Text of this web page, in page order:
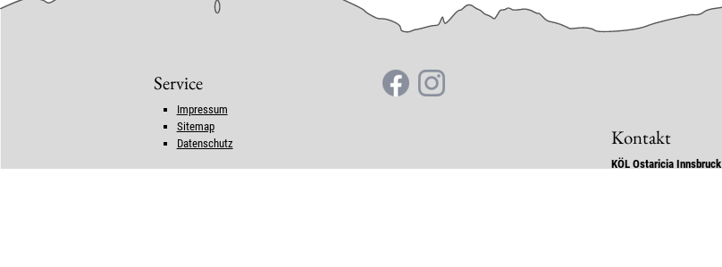
Service
Impressum
Sitemap
Datenschutz
Kontakt
KÖL Ostaricia Innsbruck